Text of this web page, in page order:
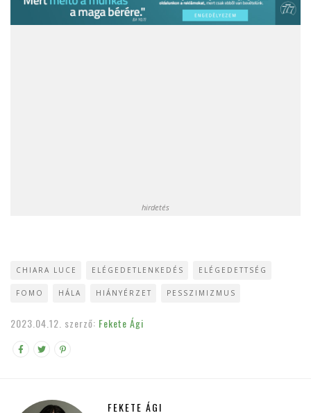
hirdetés
CHIARA LUCE ELÉGEDETLENKEDÉS ELÉGEDETTSÉG
FOMO HÁLA HIÁNYÉRZET PESSZIMIZMUS
2023.04.12. szerző: Fekete Ági
FEKETE ÁGI